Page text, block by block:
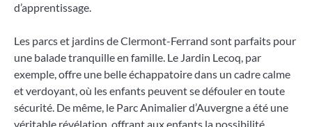
d’apprentissage.
Les parcs et jardins de Clermont-Ferrand sont parfaits pour
une balade tranquille en famille. Le Jardin Lecoq, par
exemple, offre une belle échappatoire dans un cadre calme
et verdoyant, où les enfants peuvent se défouler en toute
sécurité. De même, le Parc Animalier d’Auvergne a été une
véritable révélation, offrant aux enfants la possibilité